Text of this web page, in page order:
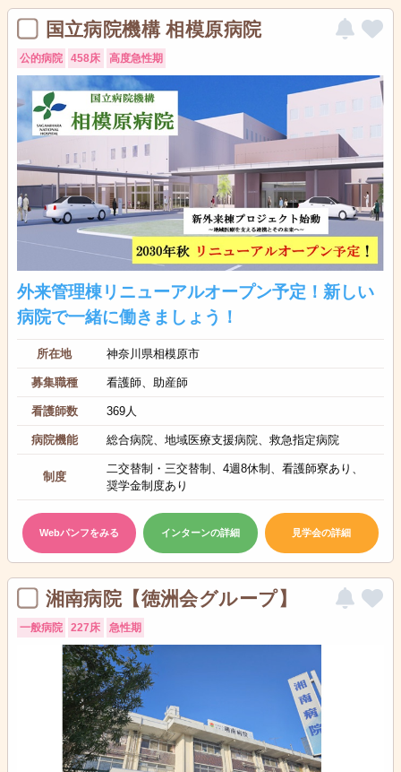
国立病院機構 相模原病院
公的病院 458床 高度急性期
外来管理棟リニューアルオープン予定！新しい
病院で一緒に働きましょう！
所在地 神奈川県相模原市
募集職種 看護師、助産師
看護師数 369人
病院機能 総合病院、地域医療支援病院、救急指定病院
制度
二交替制・三交替制、4週8休制、看護師寮あり、
奨学金制度あり
Webパンフをみる インターンの詳細 見学会の詳細
湘南病院【徳洲会グループ】
一般病院 227床 急性期